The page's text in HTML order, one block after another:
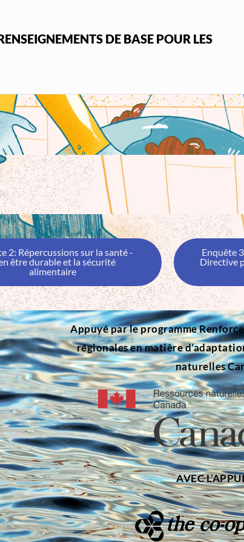
DE BASE POUR LES
2: Répercussions sur la santé -
être durable et la sécurité
alimentaire
Enquête
Directive
Appuyé par le programme
régionales en matière
naturelles
AVEC